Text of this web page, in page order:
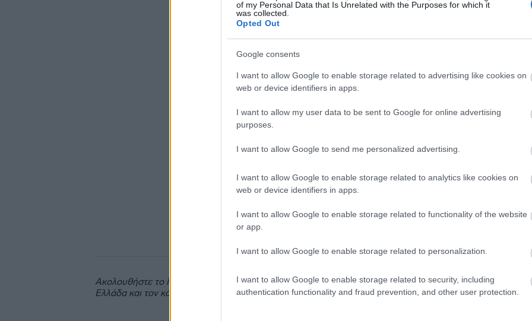
of my Personal Data that Is Unrelated with the Purposes for which it
was collected.
Opted Out
Google consents
I want to allow Google to enable storage related to advertising like cookies on
web or device identifiers in apps.
I want to allow my user data to be sent to Google for online advertising
purposes.
I want to allow Google to send me personalized advertising.
I want to allow Google to enable storage related to analytics like cookies on
web or device identifiers in apps.
I want to allow Google to enable storage related to functionality of the website
or app.
I want to allow Google to enable storage related to personalization.
I want to allow Google to enable storage related to security, including
authentication functionality and fraud prevention, and other user protection.
Ακολουθήστε το insider.gr στο Google Newsκαι μάθετε πρώτοι όλες τιςειδήσειςαπό την
Ελλάδα και τον κόσμο.
11:39
10:53